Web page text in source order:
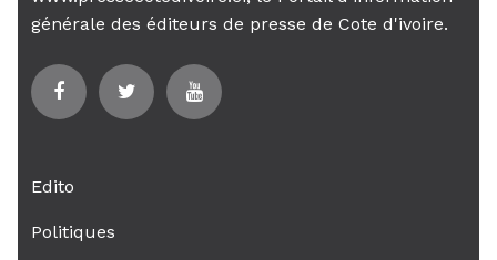
générale des éditeurs de presse de Cote d'ivoire.
Edito
Politiques